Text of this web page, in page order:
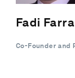
Fadi Farra
Co-Founder and